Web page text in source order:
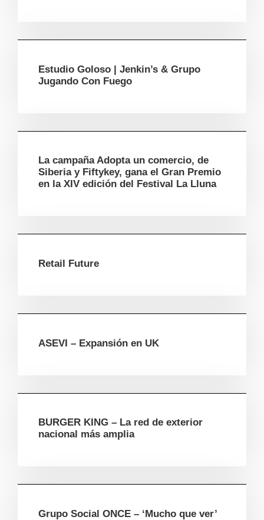
Estudio Goloso | Jenkin’s & Grupo
Jugando Con Fuego
La campaña Adopta un comercio, de
Siberia y Fiftykey, gana el Gran Premio
en la XIV edición del Festival La Lluna
Retail Future
ASEVI – Expansión en UK
BURGER KING – La red de exterior
nacional más amplia
Grupo Social ONCE – ‘Mucho que ver’